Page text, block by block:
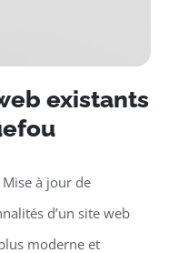
existants
à jour de
d’un site web
moderne et